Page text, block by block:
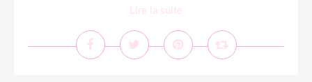
Lire la suite